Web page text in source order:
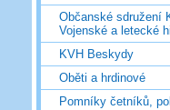
Občanské sdružení
Vojenské a letecké
KVH Beskydy
Oběti a hrdinové
Pomníky četníků,